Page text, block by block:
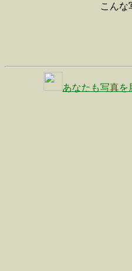
こん
あなたも写真を